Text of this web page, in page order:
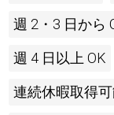
週 2・3 日から
週 4 日以上 OK
連続休暇取得